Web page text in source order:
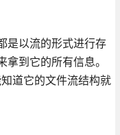
是以流的形式进行存
到它的所有信息。
道它的文件流结构就